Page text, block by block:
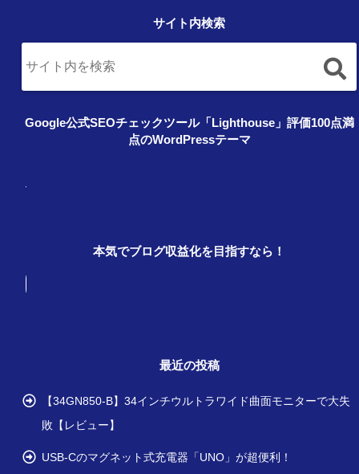
サイト内検索
Google公式SEOチェックツール「Lighthouse」評価100点満
点のWordPressテーマ
本気でブログ収益化を目指すなら！
最近の投稿
【34GN850-B】34インチウルトラワイド曲面モニターで大失
敗【レビュー】
USB-Cのマグネット式充電器「UNO」が超便利！